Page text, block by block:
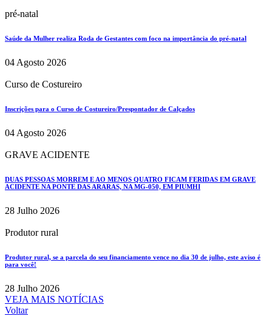
pré-natal
Saúde da Mulher realiza Roda de Gestantes com foco na importância do pré-natal
04 Agosto 2026
Curso de Costureiro
Inscrições para o Curso de Costureiro/Prespontador de Calçados
04 Agosto 2026
GRAVE ACIDENTE
DUAS PESSOAS MORREM E AO MENOS QUATRO FICAM FERIDAS EM GRAVE
ACIDENTE NA PONTE DAS ARARAS, NA MG-050, EM PIUMHI
28 Julho 2026
Produtor rural
Produtor rural, se a parcela do seu financiamento vence no dia 30 de julho, este aviso é
para você!
28 Julho 2026
VEJA MAIS NOTÍCIAS
Voltar